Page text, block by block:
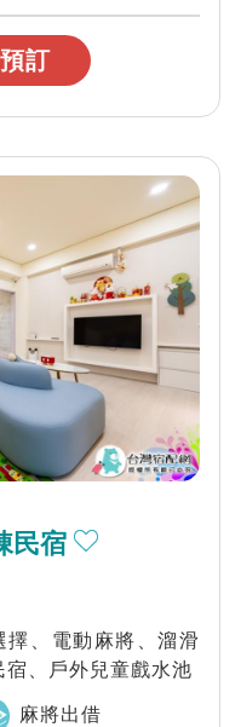
訂
民宿
、電動麻將、溜滑
、戶外兒童戲水池
麻將出借